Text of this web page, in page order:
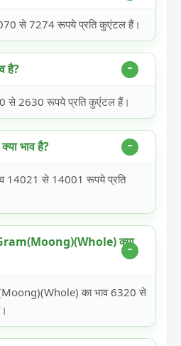
से 7274 रूपये प्रति कुएंटल हैं।
है?
से 2630 रूपये प्रति कुएंटल हैं।
भाव है?
14021 से 14001 रूपये प्रति
क्या
का भाव 6320 से